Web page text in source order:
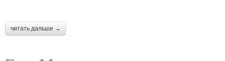
читать дальше →